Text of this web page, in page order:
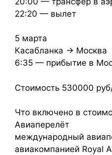
22:20 — вылет
5 марта
Касабланка → Москва
6:35 — прибытие в
Стоимость 530000
Что включено в
Авиаперелёт
международный
авиакомпанией Royal